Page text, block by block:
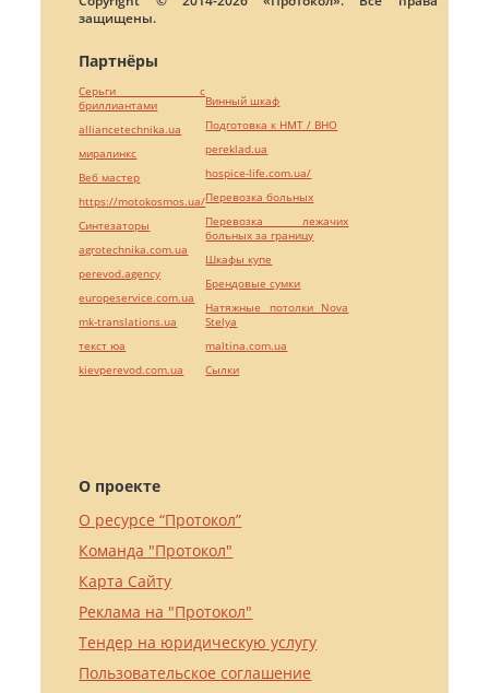
защищены.
О проекте
О ресурсе “Протокол”
Команда "Протокол"
Карта Сайту
Реклама на "Протокол"
Тендер на юридическую услугу
Пользовательское соглашение
Партнёры
Серьги с
бриллиантами
alliancetechnika.ua
миралинкс
Веб мастер
https://motokosmos.ua/
Синтезаторы
agrotechnika.com.ua
perevod.agency
europeservice.com.ua
mk-translations.ua
текст юа
kievperevod.com.ua
Винный шкаф
Подготовка к НМТ / ВНО
pereklad.ua
hospice-life.com.ua/
Перевозка больных
Перевозка лежачих
больных за границу
Шкафы купе
Брендовые сумки
Натяжные потолки Nova
Stelya
maltina.com.ua
Cылки